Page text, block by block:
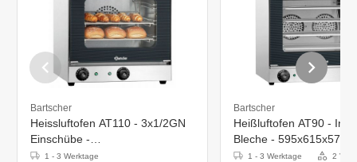
Bartscher
Heissluftofen AT110 - 3x1/2GN
Einschübe -
460x570x460(h)mm
1 - 3 Werktage
Bartscher
Heißluftofen AT90 -
Bleche -
1 - 3 Werktage 2